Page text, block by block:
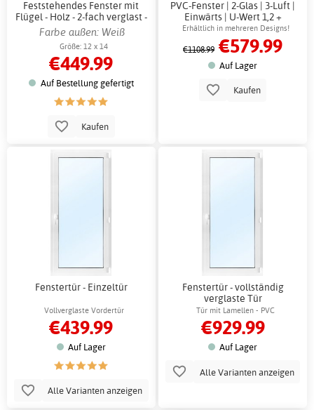
Feststehendes Fenster mit
Flügel - Holz - 2-fach verglast -
Auslauf
Farbe außen: Weiß
Größe: 12 x 14
€449.99
Auf Bestellung gefertigt
Kaufen
PVC-Fenster | 2-Glas | 3-Luft |
Einwärts | U-Wert 1,2 +
Antriebsriemen
Erhältlich in mehreren Designs!
€1108.99 €579.99
Auf Lager
Kaufen
Fenstertür - Einzeltür
Vollverglaste Vordertür
€439.99
Auf Lager
Alle Varianten anzeigen
Fenstertür - vollständig
verglaste Tür
Tür mit Lamellen - PVC
€929.99
Auf Lager
Alle Varianten anzeigen